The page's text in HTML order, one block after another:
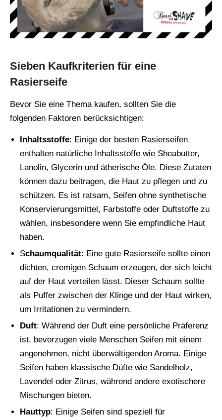
Sieben Kaufkriterien für eine
Rasierseife
Bevor Sie eine Thema kaufen, sollten Sie die
folgenden Faktoren berücksichtigen:
Inhaltsstoffe: Einige der besten Rasierseifen
enthalten natürliche Inhaltsstoffe wie Sheabutter,
Lanolin, Glycerin und ätherische Öle. Diese Zutaten
können dazu beitragen, die Haut zu pflegen und zu
schützen. Es ist ratsam, Seifen ohne synthetische
Konservierungsmittel, Farbstoffe oder Duftstoffe zu
wählen, insbesondere wenn Sie empfindliche Haut
haben.
Schaumqualität: Eine gute Rasierseife sollte einen
dichten, cremigen Schaum erzeugen, der sich leicht
auf der Haut verteilen lässt. Dieser Schaum sollte
als Puffer zwischen der Klinge und der Haut wirken,
um Irritationen zu vermindern.
Duft: Während der Duft eine persönliche Präferenz
ist, bevorzugen viele Menschen Seifen mit einem
angenehmen, nicht überwältigenden Aroma. Einige
Seifen haben klassische Düfte wie Sandelholz,
Lavendel oder Zitrus, während andere exotischere
Mischungen bieten.
Hauttyp: Einige Seifen sind speziell für